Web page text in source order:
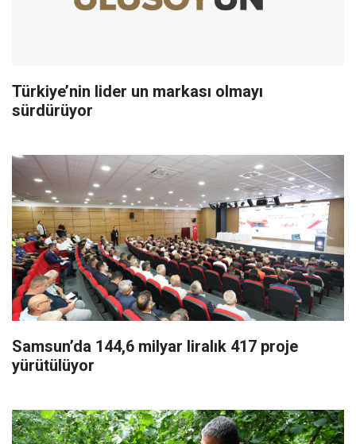
Türkiye’nin lider un markası olmayı
sürdürüyor
Samsun’da 144,6 milyar liralık 417 proje
yürütülüyor